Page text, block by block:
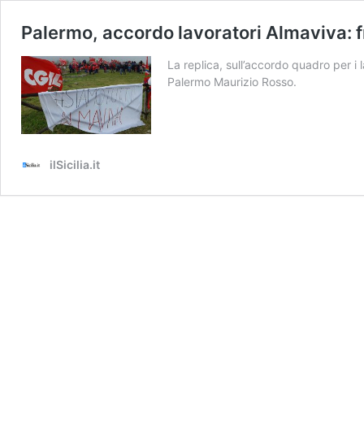
Palermo, accordo lavoratori
La replica, sull’accordo quadro per
Palermo Maurizio Rosso.
ilSicilia.it